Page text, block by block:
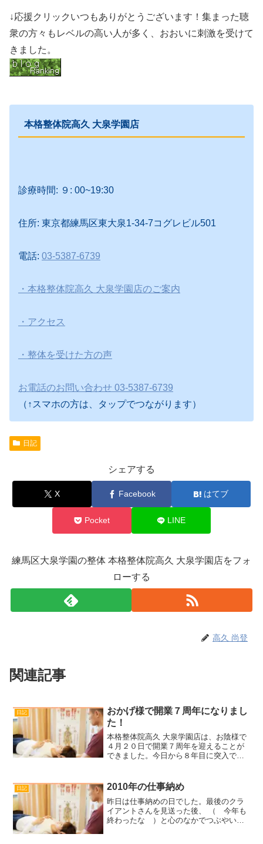
↓応援クリックいつもありがとうございます！集まった聴
衆の方々もレベルの高い人が多く、おおいに刺激を受けて
きました。
本格整体院高久 大泉学園店
診療時間: ９: 00~19:30
住所: 東京都練馬区東大泉1-34-7コグレビル501
電話: 03-5387-6739
・本格整体院高久 大泉学園店のご案内
・アクセス
・整体を受けた方の声
お電話のお問い合わせ 03-5387-6739
（↑スマホの方は、タップでつながります）
日記
シェアする
X Facebook はてブ
Pocket LINE
練馬区大泉学園の整体 本格整体院高久 大泉学園店をフォ
ローする
高久 尚登
関連記事
日記
おかげ様で開業７周年になりまし
た！
本格整体院高久 大泉学園店は、お陰様で
４月２０日で開業７周年を迎えることが
できました。今日から８年目に突入で
です。本当にありがたく感謝しておりま
す。今後も10周年、20...
日記 2010年の仕事納め
昨日は仕事納めの日でした。最後のクラ
イアントさんを見送った後、 （ 今年も
終わったな ）と心のなかでつぶやいた